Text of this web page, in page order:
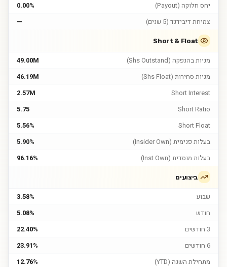
יחס חלוקה (Payout)
0.00%
צמיחת דיבידנד (5 שנים)
—
Short & Float
מניות בהנפקה (Shs Outstand)
49.00M
מניות סחירות (Shs Float)
46.19M
Short Interest
2.57M
Short Ratio
5.75
Short Float
5.56%
בעלות פנימית (Insider Own)
5.90%
בעלות מוסדית (Inst Own)
96.16%
ביצועים
שבוע
3.58%
חודש
5.08%
3 חודשים
22.40%
6 חודשים
23.91%
מתחילת השנה (YTD)
12.76%